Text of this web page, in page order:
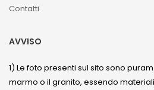
Contatti
AVVISO
1) Le foto presenti sul sito sono
marmo o il granito, essendo